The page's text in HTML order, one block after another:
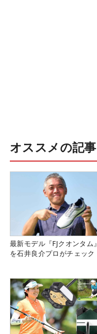
オススメの記事
最新モデル『FJクオンタム』
を石井良介プロがチェック